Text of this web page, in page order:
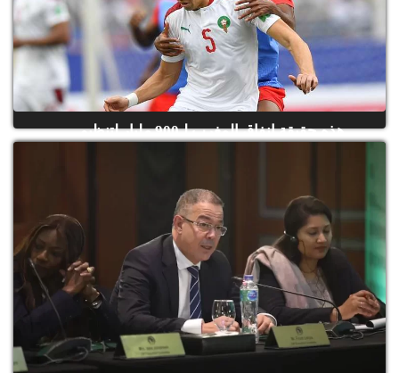
هذه حقيقة إنفاق المغرب لـ900 مليار لتنظيم